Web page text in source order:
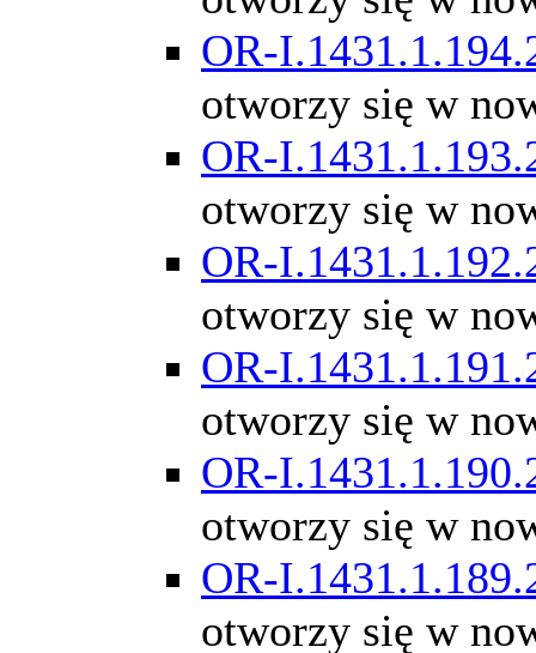
OR-
otworzy się w
OR-
otworzy się w
OR-
otworzy się w
OR-
otworzy się w
OR-
otworzy się w
OR-
otworzy się w